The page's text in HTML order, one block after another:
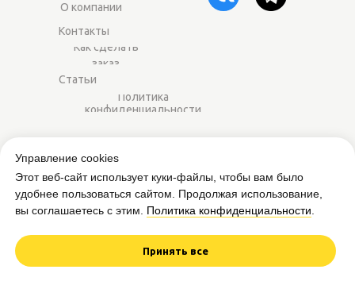
Управление cookies
Этот веб-сайт использует куки-файлы, чтобы вам было
удобнее пользоваться сайтом. Продолжая использование,
вы соглашаетесь с этим. Политика конфиденциальности.
Принять все
Контакты
О компании
центров.
Статьи
Как сделать
заказ
Вся представленная на сайте информация
является публичной офертой.
Политика
конфиденциальности